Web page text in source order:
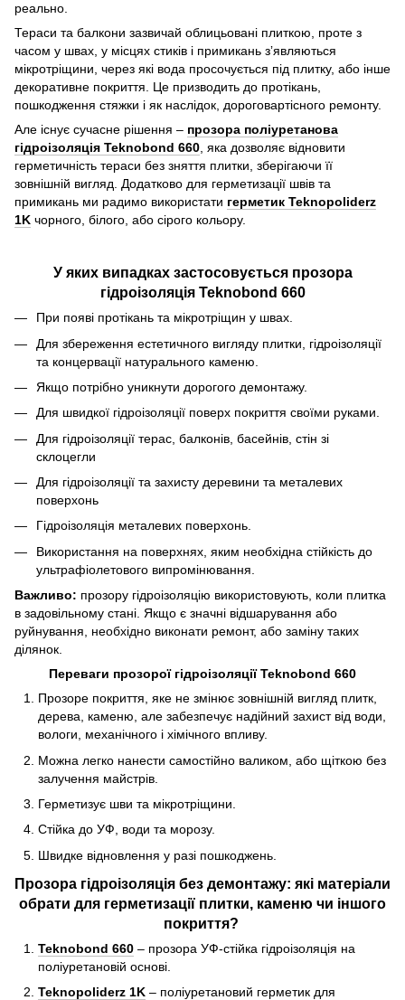
реально.
Тераси та балкони зазвичай облицьовані плиткою, проте з
часом у швах, у місцях стиків і примикань зʼявляються
мікротріщини, через які вода просочується під плитку, або інше
декоративне покриття. Це призводить до протікань,
пошкодження стяжки і як наслідок, дороговартісного ремонту.
Але існує сучасне рішення – прозора поліуретанова
гідроізоляція Teknobond 660, яка дозволяє відновити
герметичність тераси без зняття плитки, зберігаючи її
зовнішній вигляд. Додатково для герметизації швів та
примикань ми радимо використати герметик Teknopoliderz
1K чорного, білого, або сірого кольору.
У яких випадках застосовується прозора
гідроізоляція Teknobond 660
При появі протікань та мікротріщин у швах.
Для збереження естетичного вигляду плитки, гідроізоляції
та концервації натурального каменю.
Якщо потрібно уникнути дорогого демонтажу.
Для швидкої гідроізоляції поверх покриття своїми руками.
Для гідроізоляції терас, балконів, басейнів, стін зі
склоцегли
Для гідроізоляції та захисту деревини та металевих
поверхонь
Гідроізоляція металевих поверхонь.
Використання на поверхнях, яким необхідна стійкість до
ультрафіолетового випромінювання.
Важливо: прозору гідроізоляцію використовують, коли плитка
в задовільному стані. Якщо є значні відшарування або
руйнування, необхідно виконати ремонт, або заміну таких
ділянок.
Переваги прозорої гідроізоляції Teknobond 660
Прозоре покриття, яке не змінює зовнішній вигляд плитк,
дерева, каменю, але забезпечує надійний захист від води,
вологи, механічного і хімічного впливу.
Можна легко нанести самостійно валиком, або щіткою без
залучення майстрів.
Герметизує шви та мікротріщини.
Стійка до УФ, води та морозу.
Швидке відновлення у разі пошкоджень.
Прозора гідроізоляція без демонтажу: які матеріали
обрати для герметизації плитки, каменю чи іншого
покриття?
Teknobond 660 – прозора УФ-стійка гідроізоляція на
поліуретановій основі.
Teknopoliderz 1K – поліуретановий герметик для